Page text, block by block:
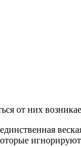
от них